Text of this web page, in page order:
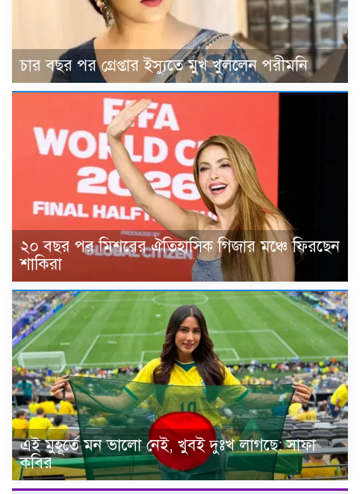
চার বছর পর গ্রেপ্তার ইস্যুতে মুখ খুললেন পরীমনি
২০ বছর পর মিশরের ঐতিহাসিক গিজার মঞ্চে ফিরছেন
শাকিরা
এই মুহূর্তে মন ভালো নেই, খুবই দুঃখ লাগছে: সাফা
কবির